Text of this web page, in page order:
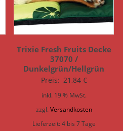
Trixie Fresh Fruits Decke
37070 /
Dunkelgrün/Hellgrün
Preis: 21,84 €
inkl. 19 % MwSt.
zzgl. Versandkosten
Lieferzeit:4 bis 7 Tage